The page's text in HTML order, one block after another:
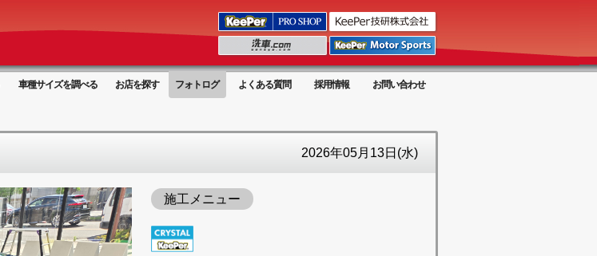
車種サイズを調べる お店を探す フォトログ よくある質問 採用情報 お問い合わせ
2026年05月13日(水)
施工メニュー